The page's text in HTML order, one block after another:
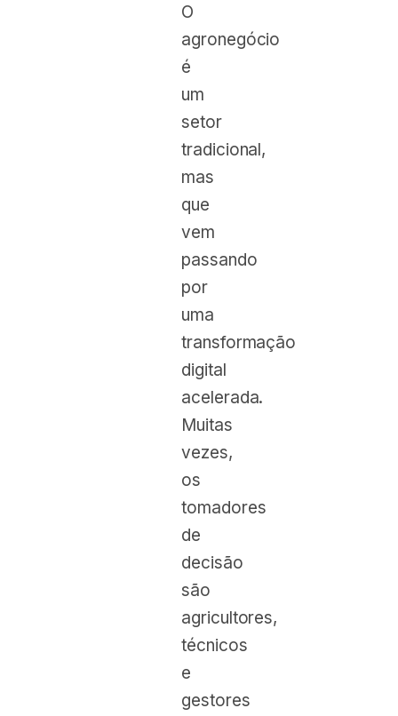
O
agronegócio
é
um
setor
tradicional,
mas
que
vem
passando
por
uma
transformação
digital
acelerada.
Muitas
vezes,
os
tomadores
de
decisão
são
agricultores,
técnicos
e
gestores